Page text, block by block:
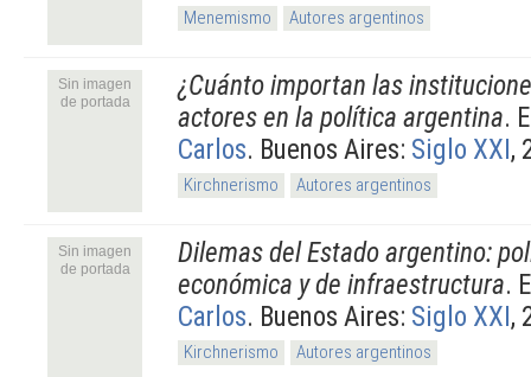
Menemismo Autores argentinos
Sin imagen
de portada
¿Cuánto importan las
actores en la política argentina.
Carlos. Buenos Aires: Siglo XXI,
Kirchnerismo Autores argentinos
Sin imagen
de portada
Dilemas del Estado argentino:
económica y de infraestructura.
Carlos. Buenos Aires: Siglo XXI,
Kirchnerismo Autores argentinos